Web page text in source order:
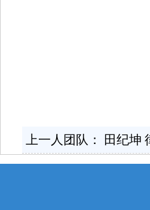
上一人团队： 田纪坤